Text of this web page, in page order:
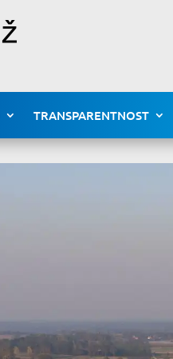
TRANSPARENTNOST